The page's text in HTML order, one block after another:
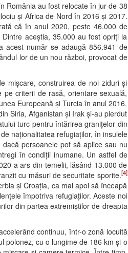
România au fost relocate în jur de 38
și Africa de Nord în 2016 și 2017.
că în anul 2020, peste 46.000 de
aceștia, 35.000 au fost opriți la
acest număr se adaugă 856.941 de
lor de un nou război, provocat de
mișcare, construirea de noi ziduri și
criterii de rasă, orientare sexuală,
Europeană și Turcia în anul 2016.
Siria, Afganistan și Irak și-au pierdut
turc pentru întărirea granițelor din
naționalitatea refugiaților, în insulele
persoanele pot să aplice sau nu
în condiții inumane. Un astfel de
a ars din temelii, lăsând 13.000 de
cu măsuri de securitate sporite.[4]
și Croația, ca mai apoi să înceapă
împotriva refugiaților. Aceste noi
din partea extremiștilor de dreapta
continuu, într-o zonă locuită
polonez, cu o lungime de 186 km și o